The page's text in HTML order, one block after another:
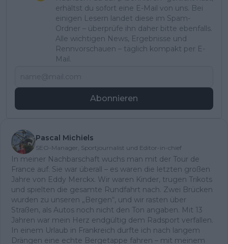
erhältst du sofort eine E-Mail von uns. Bei
einigen Lesern landet diese im Spam-
Ordner – überprüfe ihn daher bitte ebenfalls.
Alle wichtigen News, Ergebnisse und
Rennvorschauen – täglich kompakt per E-
Mail.
Abonnieren
Pascal Michiels
SEO-Manager, Sportjournalist und Editor-in-chief
In meiner Nachbarschaft wuchs man mit der Tour de
France auf. Sie war überall – es waren die letzten großen
Jahre von Eddy Merckx. Wir waren Kinder, trugen Trikots
und spielten die gesamte Rundfahrt nach. Zwei Brücken
wurden zu unseren „Bergen“, und wir rasten über
Straßen, als Autos noch nicht den Ton angaben. Mit 13
Jahren war mein Herz endgültig dem Radsport verfallen.
In einem Urlaub in Frankreich durfte ich nach langem
Drängen eine echte Bergetappe fahren – mit meinem